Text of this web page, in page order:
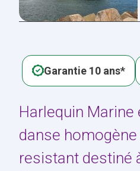
Harlequin Marine
danse
resistant destiné
Garantie 10 ans*